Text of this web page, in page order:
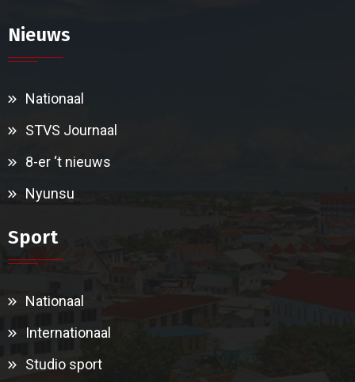
Nieuws
Nationaal
STVS Journaal
8-er ‘t nieuws
Nyunsu
Sport
Nationaal
Internationaal
Studio sport